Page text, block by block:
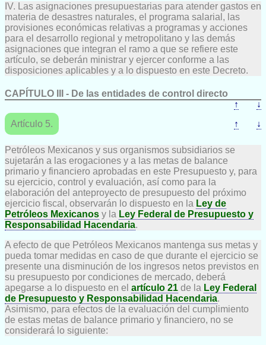
IV. Las asignaciones presupuestarias para atender gastos en
materia de desastres naturales, el programa salarial, las
provisiones económicas relativas a programas y acciones
para el desarrollo regional y metropolitano y las demás
asignaciones que integran el ramo a que se refiere este
artículo, se deberán ministrar y ejercer conforme a las
disposiciones aplicables y a lo dispuesto en este Decreto.
CAPÍTULO III - De las entidades de control directo
↑
↓
Artículo 5.
↑ ↓
Petróleos Mexicanos y sus organismos subsidiarios se
sujetarán a las erogaciones y a las metas de balance
primario y financiero aprobadas en este Presupuesto y, para
su ejercicio, control y evaluación, así como para la
elaboración del anteproyecto de presupuesto del próximo
ejercicio fiscal, observarán lo dispuesto en la Ley de
Petróleos Mexicanos y la Ley Federal de Presupuesto y
Responsabilidad Hacendaria.
A efecto de que Petróleos Mexicanos mantenga sus metas y
pueda tomar medidas en caso de que durante el ejercicio se
presente una disminución de los ingresos netos previstos en
su presupuesto por condiciones de mercado, deberá
apegarse a lo dispuesto en el artículo 21 de la Ley Federal
de Presupuesto y Responsabilidad Hacendaria.
Asimismo, para efectos de la evaluación del cumplimiento
de estas metas de balance primario y financiero, no se
considerará lo siguiente: